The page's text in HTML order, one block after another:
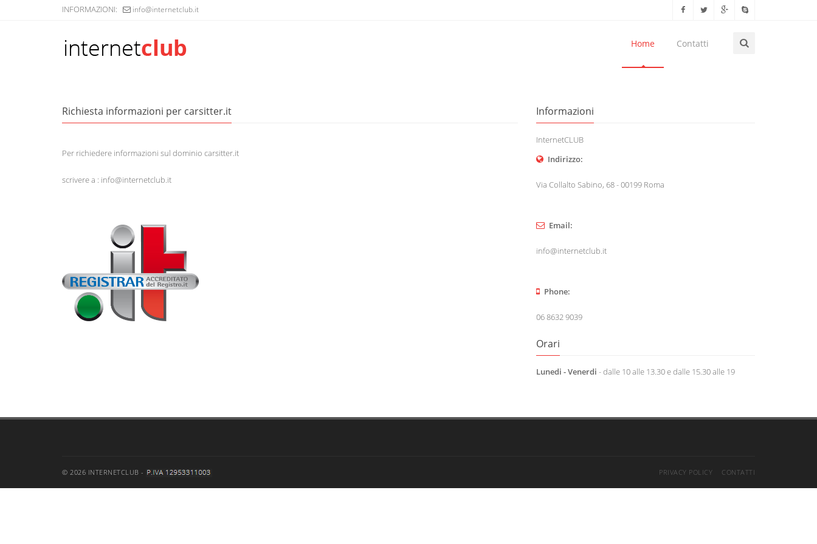
INFORMAZIONI: info@internetclub.it
Home Contatti
Richiesta informazioni per carsitter.it
Per richiedere informazioni sul dominio carsitter.it
scrivere a : info@internetclub.it
Informazioni
InternetCLUB
Indirizzo:
Via Collalto Sabino, 68 - 00199 Roma
Email:
info@internetclub.it
Phone:
06 8632 9039
Orari
Lunedi - Venerdi - dalle 10 alle 13.30 e dalle 15.30 alle 19
© 2026 INTERNETCLUB - PRIVACY POLICY CONTATTI